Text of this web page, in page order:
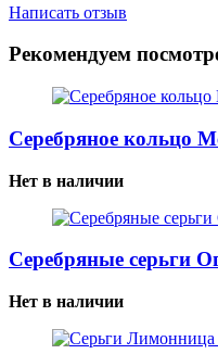
Написать отзыв
Рекомендуем
Серебряное кольцо
Нет в наличии
Серебряные серьги
Нет в наличии